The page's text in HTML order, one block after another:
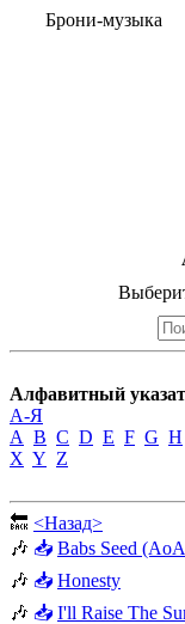
Брони-музыка
Алфавитный
А-Я
A B C D E F G H
X Y Z
🔙 <Назад>
🎶 📥 Babs Seed
🎶 📥 Honesty
🎶 📥 I'll Raise The